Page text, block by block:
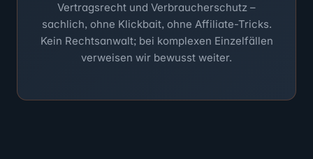
Vertragsrecht und Verbraucherschutz –
sachlich, ohne Klickbait, ohne Affiliate-Tricks.
Kein Rechtsanwalt; bei komplexen Einzelfällen
verweisen wir bewusst weiter.